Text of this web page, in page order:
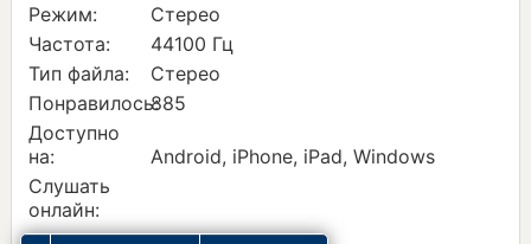
Режим:
Стерео
Частота:
44100 Гц
Тип файла:
Стерео
Понравилось:885
Доступно
на:
Android, iPhone, iPad, Windows
Слушать
онлайн: